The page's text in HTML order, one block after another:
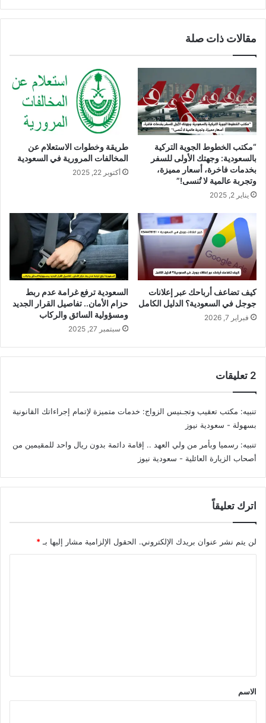
مقالات ذات صلة
“مكتب الخطوط الجوية التركية
بالسعودية: وجهتك الأولى للسفر
بخدمات فاخرة، أسعار مميزة،
وتجربة عالمية لا تُنسى!”
يناير 2, 2025
طريقة وخطوات الاستعلام عن
المخالفات المرورية في السعودية
أكتوبر 22, 2025
كيف تضاعف أرباحك عبر إعلانات
جوجل في السعودية؟ الدليل الكامل
فبراير 7, 2026
السعودية ترفع غرامة عدم ربط
حزام الأمان.. تفاصيل القرار الجديد
ومسؤولية السائق والركاب
سبتمبر 27, 2025
‫2 تعليقات
تنبيه: مكتب تعقيب وتجـنيس الزواج: خدمات متميزة لإتمام إجراءاتك القانونية
بسهولة - سعودية نيوز
تنبيه: رسميا وبأمر من ولي العهد .. إقامة دائمة بدون ريال واحد للمقيمين من
أصحاب الزيارة العائلية - سعودية نيوز
اترك تعليقاً
لن يتم نشر عنوان بريدك الإلكتروني. الحقول الإلزامية مشار إليها بـ *
*
الاسم